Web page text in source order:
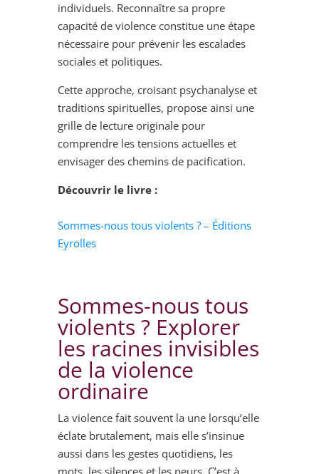
individuels. Reconnaître sa propre
capacité de violence constitue une étape
nécessaire pour prévenir les escalades
sociales et politiques.
Cette approche, croisant psychanalyse et
traditions spirituelles, propose ainsi une
grille de lecture originale pour
comprendre les tensions actuelles et
envisager des chemins de pacification.
Découvrir le livre :
Sommes-nous tous violents ? – Éditions
Eyrolles
Sommes-nous tous
violents ? Explorer
les racines invisibles
de la violence
ordinaire
La violence fait souvent la une lorsqu’elle
éclate brutalement, mais elle s’insinue
aussi dans les gestes quotidiens, les
mots, les silences et les peurs. C’est à